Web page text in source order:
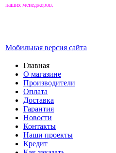
наших менеджеров.
Мобильная версия сайта
Главная
О магазине
Производители
Оплата
Доставка
Гарантия
Новости
Контакты
Наши проекты
Кредит